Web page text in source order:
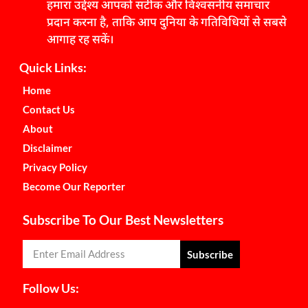
हमारा उद्देश्य आपको सटीक और विश्वसनीय समाचार
प्रदान करना है, ताकि आप दुनिया के गतिविधियों से सबसे
आगाह रह सकें।
Quick Links:
Home
Contact Us
About
Disclaimer
Privacy Policy
Become Our Reporter
Subscribe To Our Best Newsletters
Subscribe
Follow Us: